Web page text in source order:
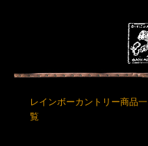
レインボーカントリー商品一
覧